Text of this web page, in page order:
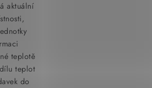
aktuální
teplotě
teplot
do